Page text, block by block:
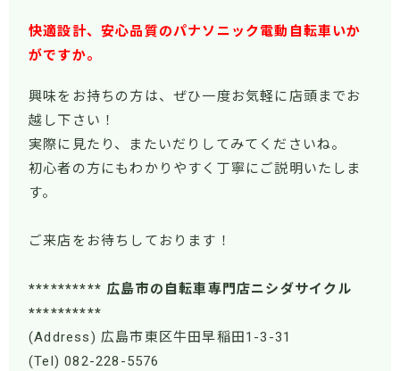
快適設計、安心品質のパナソニック電動自転車いか
がですか。
興味をお持ちの方は、ぜひ一度お気軽に店頭までお
越し下さい！
実際に見たり、またいだりしてみてくださいね。
初心者の方にもわかりやすく丁寧にご説明いたしま
す。
ご来店をお待ちしております！
********** 広島市の自転車専門店ニシダサイクル
**********
(Address) 広島市東区牛田早稲田1-3-31
(Tel) 082-228-5576